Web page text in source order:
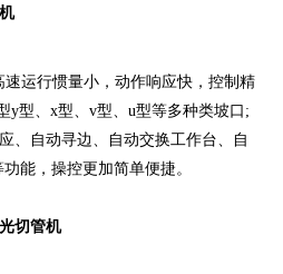
运行惯量小，动作响应快，控制精
y型、x型、v型、u型等多种类坡口;
、自动寻边、自动交换工作台、自
能，操控更加简单便捷。
切管机